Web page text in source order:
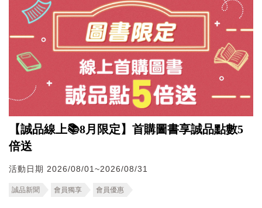
【誠品線上📚8月限定】首購圖書享誠品點數5
倍送
活動日期 2026/08/01~2026/08/31
誠品新聞 會員獨享 會員優惠